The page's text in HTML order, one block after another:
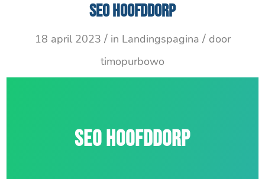
SEO Hoofddorp
18 april 2023 / in Landingspagina / door
timopurbowo
SEO HOOFDDORP